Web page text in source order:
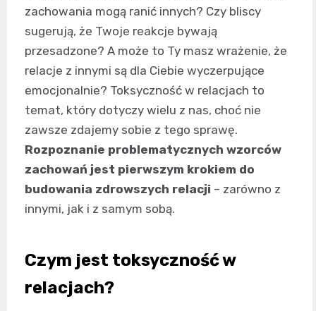
zachowania mogą ranić innych? Czy bliscy
sugerują, że Twoje reakcje bywają
przesadzone? A może to Ty masz wrażenie, że
relacje z innymi są dla Ciebie wyczerpujące
emocjonalnie? Toksyczność w relacjach to
temat, który dotyczy wielu z nas, choć nie
zawsze zdajemy sobie z tego sprawę.
Rozpoznanie problematycznych wzorców
zachowań jest pierwszym krokiem do
budowania zdrowszych relacji – zarówno z
innymi, jak i z samym sobą.
Czym jest toksyczność w
relacjach?